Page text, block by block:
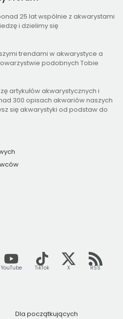
25 lat wspólnie z akwarystami
i dzielimy się
trendami w akwarystyce a
podobnych Tobie
artykułów akwarystycznych i
300 opisach akwariów naszych
się akwarystyki od podstaw do
YouTube TikTok X RSS
Dla początkujących